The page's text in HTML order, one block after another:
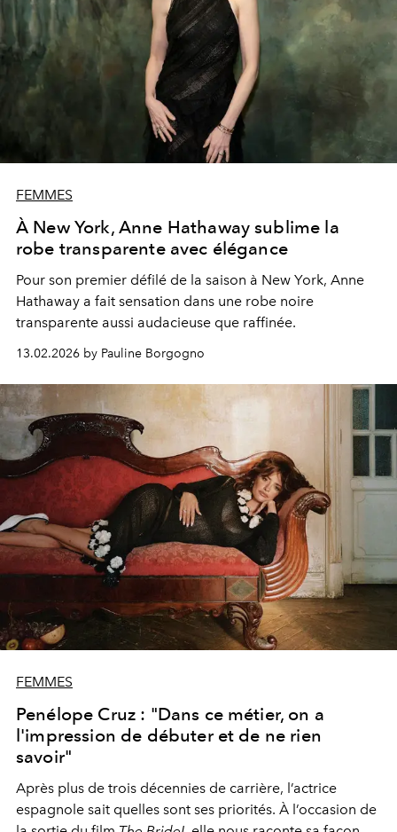
FEMMES
À New York, Anne Hathaway sublime la
robe transparente avec élégance
Pour son premier défilé de la saison à New York, Anne
Hathaway a fait sensation dans une robe noire
transparente aussi audacieuse que raffinée.
13.02.2026 by Pauline Borgogno
FEMMES
Penélope Cruz : "Dans ce métier, on a
l'impression de débuter et de ne rien
savoir"
Après plus de trois décennies de carrière, l’actrice
espagnole sait quelles sont ses priorités. À l’occasion de